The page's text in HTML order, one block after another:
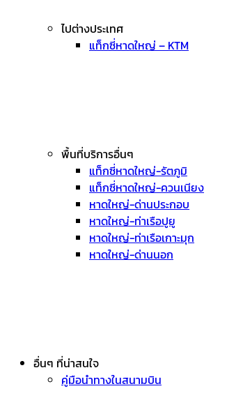
ไปต่างประเทศ
แท็กซี่หาดใหญ่ – KTM
พื้นที่บริการอื่นๆ
แท็กซี่หาดใหญ่-รัตภูมิ
แท็กซี่หาดใหญ่-ควนเนียง
หาดใหญ่-ด่านประกอบ
หาดใหญ่-ท่าเรือปูยู
หาดใหญ่-ท่าเรือเกาะมุก
หาดใหญ่-ด่านนอก
อื่นๆ ที่น่าสนใจ
คู่มือนำทางในสนามบิน